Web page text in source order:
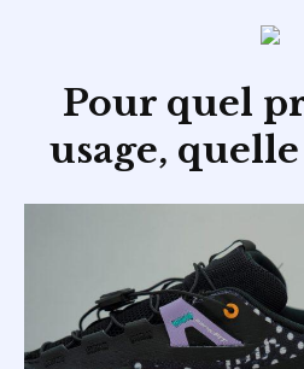
Pour quel
usage,